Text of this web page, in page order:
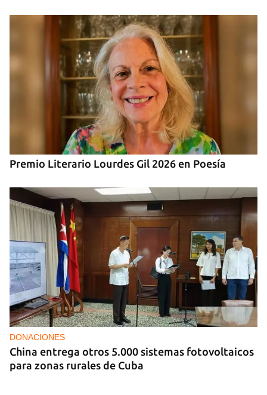
Premio Literario Lourdes Gil 2026 en Poesía
DONACIONES
China entrega otros 5.000 sistemas fotovoltaicos
para zonas rurales de Cuba